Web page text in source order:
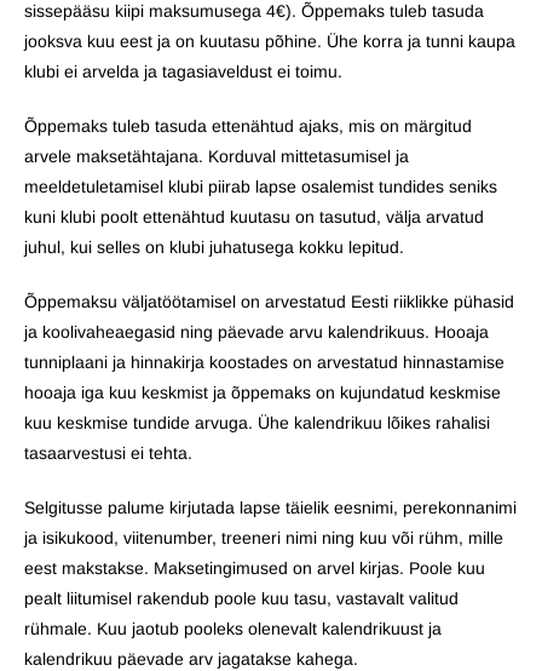
sissepääsu kiipi maksumusega 4€). Õppemaks tuleb tasuda
jooksva kuu eest ja on kuutasu põhine. Ühe korra ja tunni kaupa
klubi ei arvelda ja tagasiaveldust ei toimu.
Õppemaks tuleb tasuda ettenähtud ajaks, mis on märgitud
arvele maksetähtajana. Korduval mittetasumisel ja
meeldetuletamisel klubi piirab lapse osalemist tundides seniks
kuni klubi poolt ettenähtud kuutasu on tasutud, välja arvatud
juhul, kui selles on klubi juhatusega kokku lepitud.
Õppemaksu väljatöötamisel on arvestatud Eesti riiklikke pühasid
ja koolivaheaegasid ning päevade arvu kalendrikuus. Hooaja
tunniplaani ja hinnakirja koostades on arvestatud hinnastamise
hooaja iga kuu keskmist ja õppemaks on kujundatud keskmise
kuu keskmise tundide arvuga. Ühe kalendrikuu lõikes rahalisi
tasaarvestusi ei tehta.
Selgitusse palume kirjutada lapse täielik eesnimi, perekonnanimi
ja isikukood, viitenumber, treeneri nimi ning kuu või rühm, mille
eest makstakse. Maksetingimused on arvel kirjas. Poole kuu
pealt liitumisel rakendub poole kuu tasu, vastavalt valitud
rühmale. Kuu jaotub pooleks olenevalt kalendrikuust ja
kalendrikuu päevade arv jagatakse kahega.